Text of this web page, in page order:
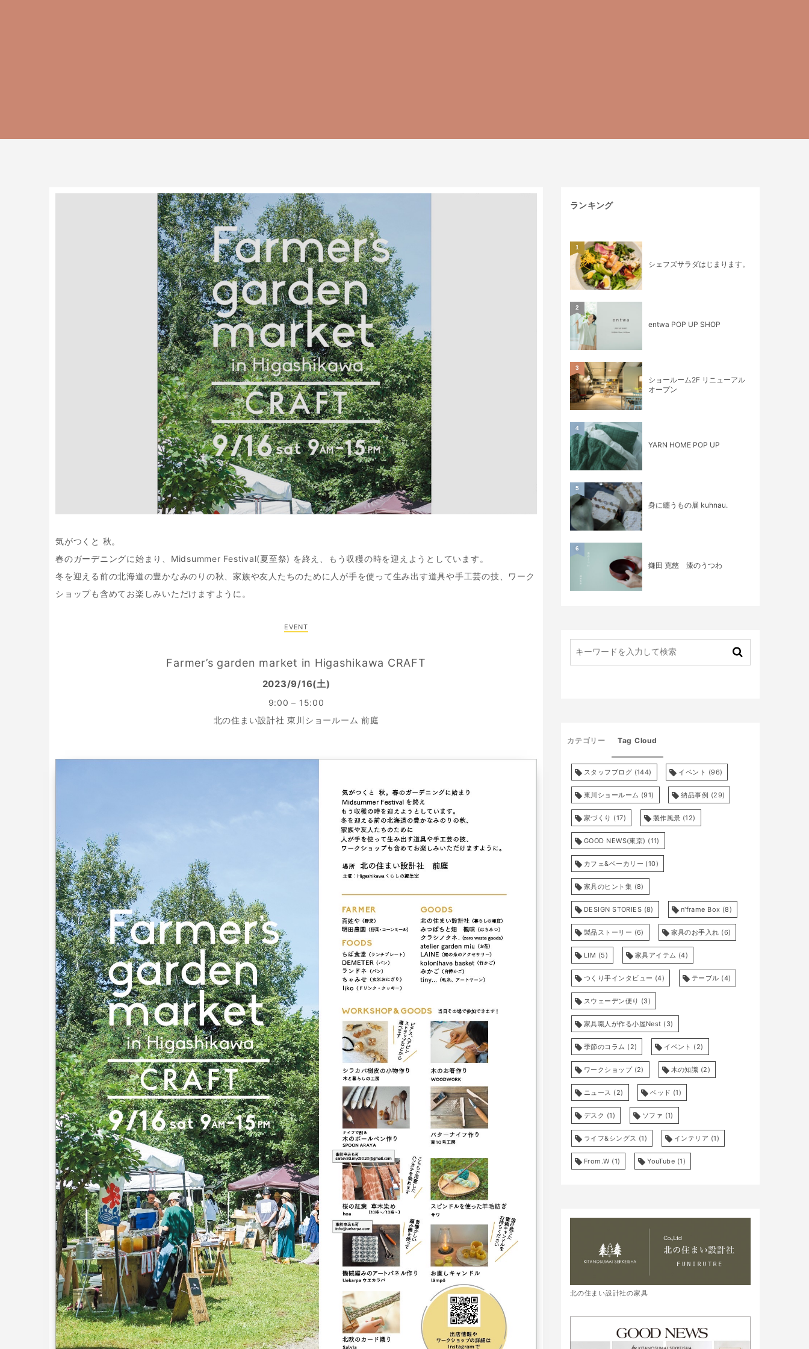
気がつくと 秋。
春のガーデニングに始まり、Midsummer Festival(夏至祭) を終え、もう収穫の時を迎えようとしています。
冬を迎える前の北海道の豊かなみのりの秋、家族や友人たちのために人が手を使って生み出す道具や手工芸の技、ワーク
ショップも含めてお楽しみいただけますように。
EVENT
Farmer’s garden market in Higashikawa CRAFT
2023/9/16(土)
9:00 – 15:00
北の住まい設計社 東川ショールーム 前庭
ランキング
シェフズサラダはじまります。
1
entwa POP UP SHOP
2
ショールーム2F リニューアル
オープン
3
YARN HOME POP UP
4
身に纏うもの展 kuhnau.
5
鎌田 克慈 漆のうつわ
6
カテゴリー Tag Cloud
スタッフブログ (144) イベント (96)
東川ショールーム (91) 納品事例 (29)
家づくり (17) 製作風景 (12)
GOOD NEWS(東京) (11)
カフェ&ベーカリー (10)
家具のヒント集 (8)
DESIGN STORIES (8) n'frame Box (8)
製品ストーリー (6) 家具のお手入れ (6)
LIM (5) 家具アイテム (4)
つくり手インタビュー (4) テーブル (4)
スウェーデン便り (3)
家具職人が作る小屋Nest (3)
季節のコラム (2) イベント (2)
ワークショップ(2) 木の知識 (2)
ニュース (2) ベッド (1)
デスク (1) ソファ (1)
ライフ&シングス (1) インテリア (1)
From.W (1) YouTube (1)
北の住まい設計社の家具